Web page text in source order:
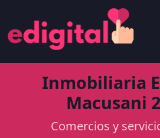
Inmobiliaria
Macusani
Comercios y